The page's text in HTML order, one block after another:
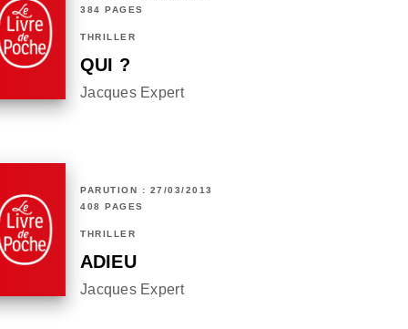
384 PAGES
THRILLER
QUI ?
Jacques Expert
PARUTION : 27/03/2013
408 PAGES
THRILLER
ADIEU
Jacques Expert